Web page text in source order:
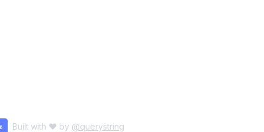
Built with ♥ by @querystring